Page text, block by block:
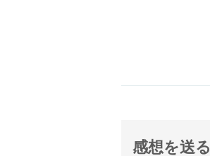
感想を送る